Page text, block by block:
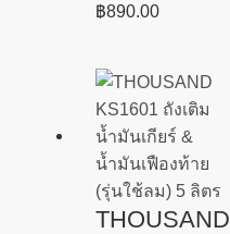
฿890.00
THOUSAND